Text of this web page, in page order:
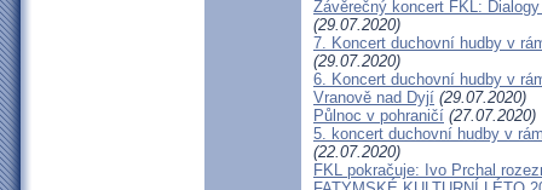
Závěrečný koncert FKL:
(29.07.2020)
7. Koncert duchovní hudby v
(29.07.2020)
6. Koncert duchovní hudby v
Vranově nad Dyjí (29.07.2020)
Půlnoc v pohraničí (27.07.2020)
5. koncert duchovní hudby v
(22.07.2020)
FKL pokračuje: Ivo Prchal